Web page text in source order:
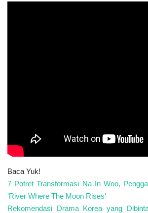
Baca Yuk!
7 Potret Transformasi Na In Woo,
'River Where The Moon Rises'
Rekomendasi Drama Korea yang